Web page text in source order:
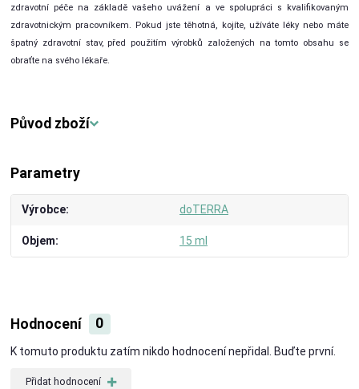
zdravotní péče na základě vašeho uvážení a ve spolupráci s kvalifikovaným
zdravotnickým pracovníkem. Pokud jste těhotná, kojíte, užíváte léky nebo máte
špatný zdravotní stav, před použitím výrobků založených na tomto obsahu se
obraťte na svého lékaře.
Původ zboží
Parametry
Výrobce doTERRA
Objem 15 ml
Hodnocení 0
K tomuto produktu zatím nikdo hodnocení nepřidal. Buďte první.
Přidat hodnocení